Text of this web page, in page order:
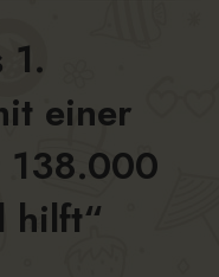
1.
einer
138.000
hilft“